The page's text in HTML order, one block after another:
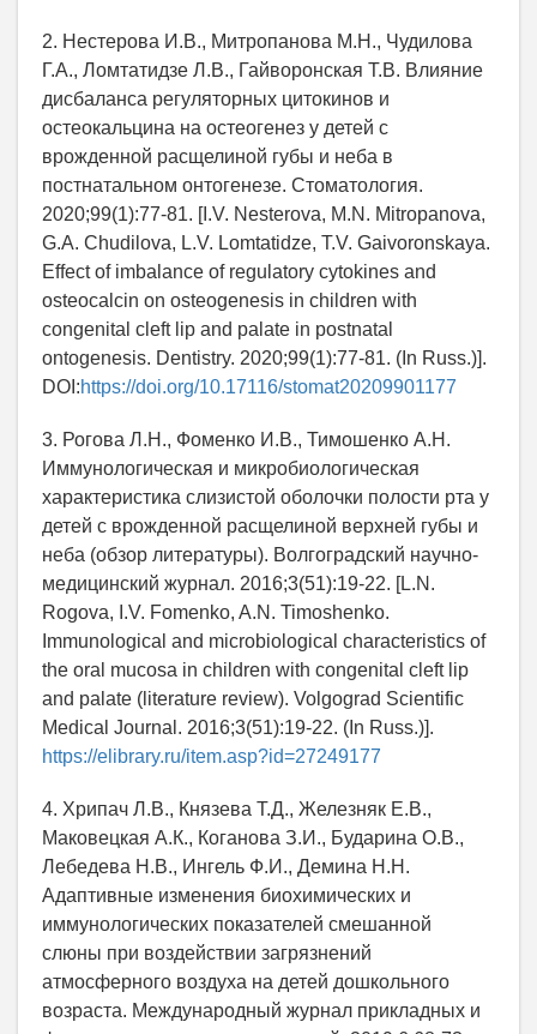
2. Нестерова И.В., Митропанова М.Н., Чудилова
Г.А., Ломтатидзе Л.В., Гайворонская Т.В. Влияние
дисбаланса регуляторных цитокинов и
остеокальцина на остеогенез у детей с
врожденной расщелиной губы и неба в
постнатальном онтогенезе. Стоматология.
2020;99(1):77-81. [I.V. Nesterova, M.N. Mitropanova,
G.A. Chudilova, L.V. Lomtatidze, T.V. Gaivoronskaya.
Effect of imbalance of regulatory cytokines and
osteocalcin on osteogenesis in children with
congenital cleft lip and palate in postnatal
ontogenesis. Dentistry. 2020;99(1):77-81. (In Russ.)].
DOI:https://doi.org/10.17116/stomat20209901177
3. Рогова Л.Н., Фоменко И.В., Тимошенко А.Н.
Иммунологическая и микробиологическая
характеристика слизистой оболочки полости рта у
детей с врожденной расщелиной верхней губы и
неба (обзор литературы). Волгоградский научно-
медицинский журнал. 2016;3(51):19-22. [L.N.
Rogova, I.V. Fomenko, A.N. Timoshenko.
Immunological and microbiological characteristics of
the oral mucosa in children with congenital cleft lip
and palate (literature review). Volgograd Scientific
Medical Journal. 2016;3(51):19-22. (In Russ.)].
https://elibrary.ru/item.asp?id=27249177
4. Хрипач Л.В., Князева Т.Д., Железняк Е.В.,
Маковецкая А.К., Коганова З.И., Бударина О.В.,
Лебедева Н.В., Ингель Ф.И., Демина Н.Н.
Адаптивные изменения биохимических и
иммунологических показателей смешанной
слюны при воздействии загрязнений
атмосферного воздуха на детей дошкольного
возраста. Международный журнал прикладных и